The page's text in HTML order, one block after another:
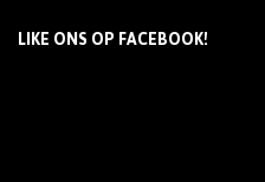
LIKE ONS OP FACEBOOK!